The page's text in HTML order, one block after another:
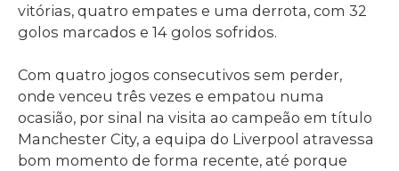
vitórias, quatro empates e uma derrota, com 32
golos marcados e 14 golos sofridos.
Com quatro jogos consecutivos sem perder,
onde venceu três vezes e empatou numa
ocasião, por sinal na visita ao campeão em título
Manchester City, a equipa do Liverpool atravessa
bom momento de forma recente, até porque